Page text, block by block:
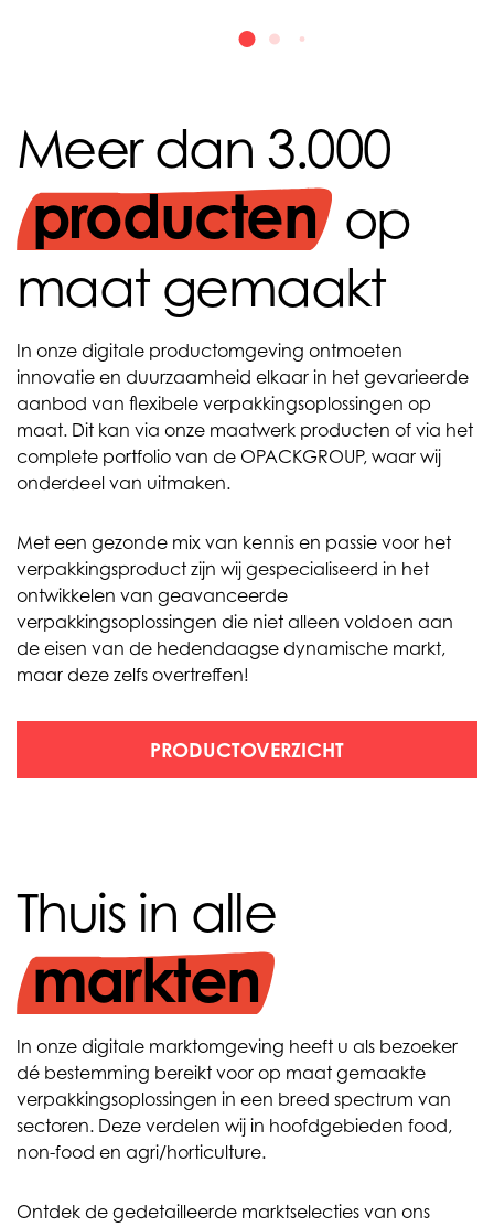
Meer dan 3.000
producten op
maat gemaakt
In onze digitale productomgeving ontmoeten
innovatie en duurzaamheid elkaar in het gevarieerde
aanbod van flexibele verpakkingsoplossingen op
maat. Dit kan via onze maatwerk producten of via het
complete portfolio van de OPACKGROUP, waar wij
onderdeel van uitmaken.
Met een gezonde mix van kennis en passie voor het
verpakkingsproduct zijn wij gespecialiseerd in het
ontwikkelen van geavanceerde
verpakkingsoplossingen die niet alleen voldoen aan
de eisen van de hedendaagse dynamische markt,
maar deze zelfs overtreffen!
PRODUCTOVERZICHT
Thuis in alle
markten
In onze digitale marktomgeving heeft u als bezoeker
dé bestemming bereikt voor op maat gemaakte
verpakkingsoplossingen in een breed spectrum van
sectoren. Deze verdelen wij in hoofdgebieden food,
non-food en agri/horticulture.
Ontdek de gedetailleerde marktselecties van ons